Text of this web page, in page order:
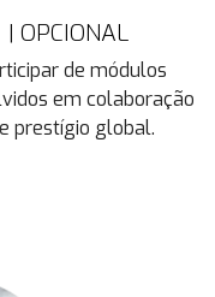
| OPCIONAL
de módulos
em colaboração
prestígio global.